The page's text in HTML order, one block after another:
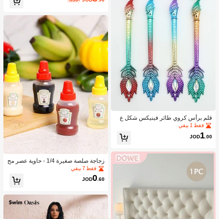
قلم برأس كروي طائر فينيكس شكل ع
شوائي قطعة واحدة
فقط 1 بيقي
JOD1.00
زجاجة صلصة صغيرة 1/4 - حاوية عصر مح
مولة للتوابل لصلصة الطماطم والزيت و
صلصة الصويا والعسل - بلاستيك، مثالية ل
غداء المكتب، حاوية بلاستيكية محمولة، أد
فقط 7 بيقي
JOD0.60